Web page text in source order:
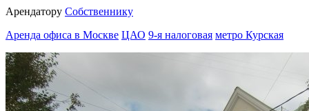
Арендатору Собственнику
Аренда офиса в Москве ЦАО 9-я налоговая метро Курская